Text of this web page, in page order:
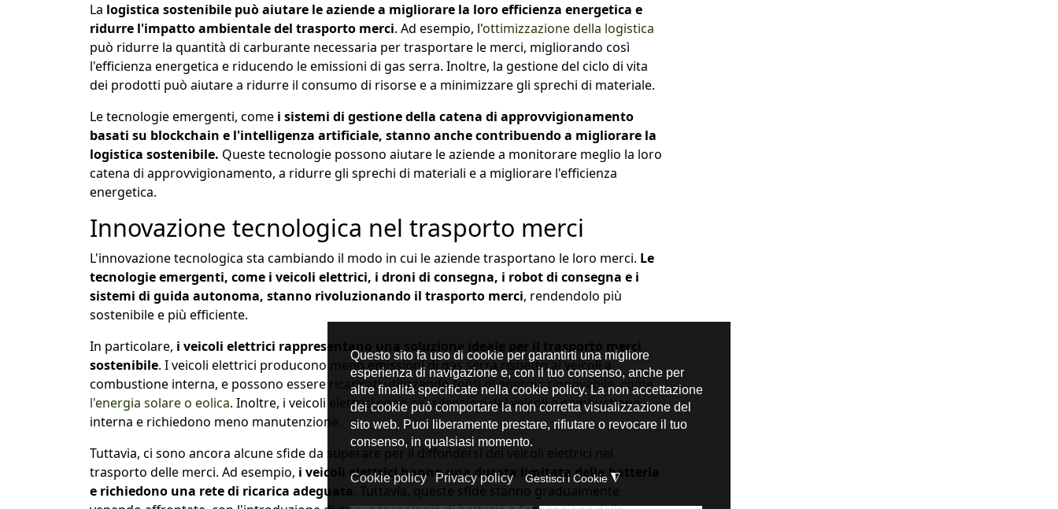
La logistica sostenibile può aiutare le aziende a migliorare la loro efficienza energetica e
ridurre l'impatto ambientale del trasporto merci. Ad esempio, l'ottimizzazione della logistica
può ridurre la quantità di carburante necessaria per trasportare le merci, migliorando così
l'efficienza energetica e riducendo le emissioni di gas serra. Inoltre, la gestione del ciclo di vita
dei prodotti può aiutare a ridurre il consumo di risorse e a minimizzare gli sprechi di materiale.
Le tecnologie emergenti, come i sistemi di gestione della catena di approvvigionamento
basati su blockchain e l'intelligenza artificiale, stanno anche contribuendo a migliorare la
logistica sostenibile. Queste tecnologie possono aiutare le aziende a monitorare meglio la loro
catena di approvvigionamento, a ridurre gli sprechi di materiali e a migliorare l'efficienza
energetica.
Innovazione tecnologica nel trasporto merci
L'innovazione tecnologica sta cambiando il modo in cui le aziende trasportano le loro merci. Le
tecnologie emergenti, come i veicoli elettrici, i droni di consegna, i robot di consegna e i
sistemi di guida autonoma, stanno rivoluzionando il trasporto merci, rendendolo più
sostenibile e più efficiente.
In particolare, i veicoli elettrici rappresentano una soluzione ideale per il trasporto merci
sostenibile. I veicoli elettrici producono meno emissioni di gas serra rispetto ai veicoli a
combustione interna, e possono essere ricaricati utilizzandofonti di energia rinnovabile, come
l'energia solare o eolica. Inoltre, i veicoli elettrici sono più silenziosi dei veicoli a combustione
interna e richiedono meno manutenzione.
Tuttavia, ci sono ancora alcune sfide da superare per il diffondersi dei veicoli elettrici nel
trasporto delle merci. Ad esempio, i veicoli elettrici hanno una durata limitata della batteria
e richiedono una rete di ricarica adeguata. Tuttavia, queste sfide stanno gradualmente